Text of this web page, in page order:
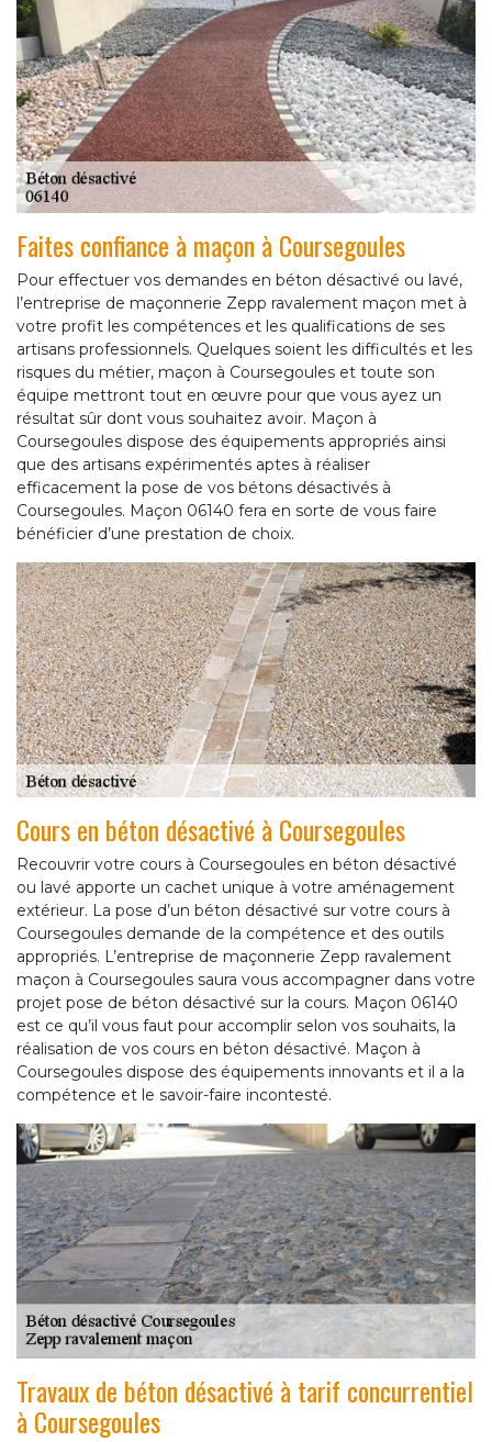
Faites confiance à maçon à Coursegoules
Pour effectuer vos demandes en béton désactivé ou lavé,
l’entreprise de maçonnerie Zepp ravalement maçon met à
votre profit les compétences et les qualifications de ses
artisans professionnels. Quelques soient les difficultés et les
risques du métier, maçon à Coursegoules et toute son
équipe mettront tout en œuvre pour que vous ayez un
résultat sûr dont vous souhaitez avoir. Maçon à
Coursegoules dispose des équipements appropriés ainsi
que des artisans expérimentés aptes à réaliser
efficacement la pose de vos bétons désactivés à
Coursegoules. Maçon 06140 fera en sorte de vous faire
bénéficier d’une prestation de choix.
Cours en béton désactivé à Coursegoules
Recouvrir votre cours à Coursegoules en béton désactivé
ou lavé apporte un cachet unique à votre aménagement
extérieur. La pose d’un béton désactivé sur votre cours à
Coursegoules demande de la compétence et des outils
appropriés. L’entreprise de maçonnerie Zepp ravalement
maçon à Coursegoules saura vous accompagner dans votre
projet pose de béton désactivé sur la cours. Maçon 06140
est ce qu’il vous faut pour accomplir selon vos souhaits, la
réalisation de vos cours en béton désactivé. Maçon à
Coursegoules dispose des équipements innovants et il a la
compétence et le savoir-faire incontesté.
Travaux de béton désactivé à tarif concurrentiel
à Coursegoules